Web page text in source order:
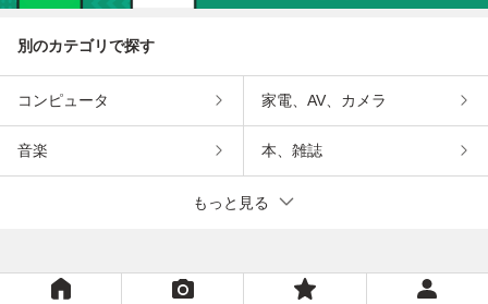
別のカテゴリで探す
コンピュータ 家電、AV、カメラ
音楽 本、雑誌
もっと見る